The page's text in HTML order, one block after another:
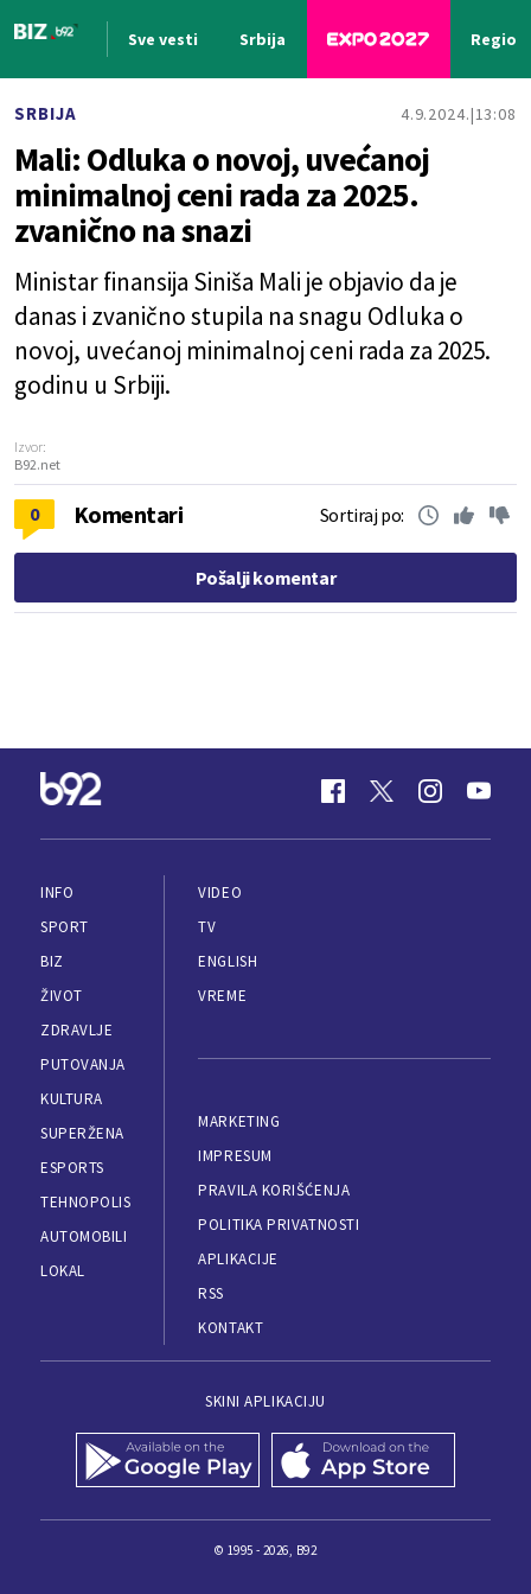
Sve vesti Srbija Region
SRBIJA 4.9.2024. 13:08
Mali: Odluka o novoj, uvećanoj
minimalnoj ceni rada za 2025.
zvanično na snazi
Ministar finansija Siniša Mali je objavio da je
danas i zvanično stupila na snagu Odluka o
novoj, uvećanoj minimalnoj ceni rada za 2025.
godinu u Srbiji.
Izvor:
B92.net
0 Komentari Sortiraj po:
Pošalji komentar
INFO
SPORT
BIZ
ŽIVOT
ZDRAVLJE
PUTOVANJA
KULTURA
SUPERŽENA
ESPORTS
TEHNOPOLIS
AUTOMOBILI
LOKAL
VIDEO
TV
ENGLISH
VREME
MARKETING
IMPRESUM
PRAVILA KORIŠĆENJA
POLITIKA PRIVATNOSTI
APLIKACIJE
RSS
KONTAKT
SKINI APLIKACIJU
© 1995 - 2026, B92